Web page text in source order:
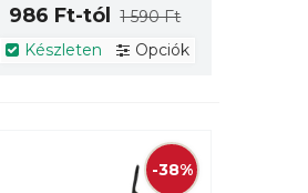
986 Ft-tól
1 590 Ft
Készleten
Opciók
-38%